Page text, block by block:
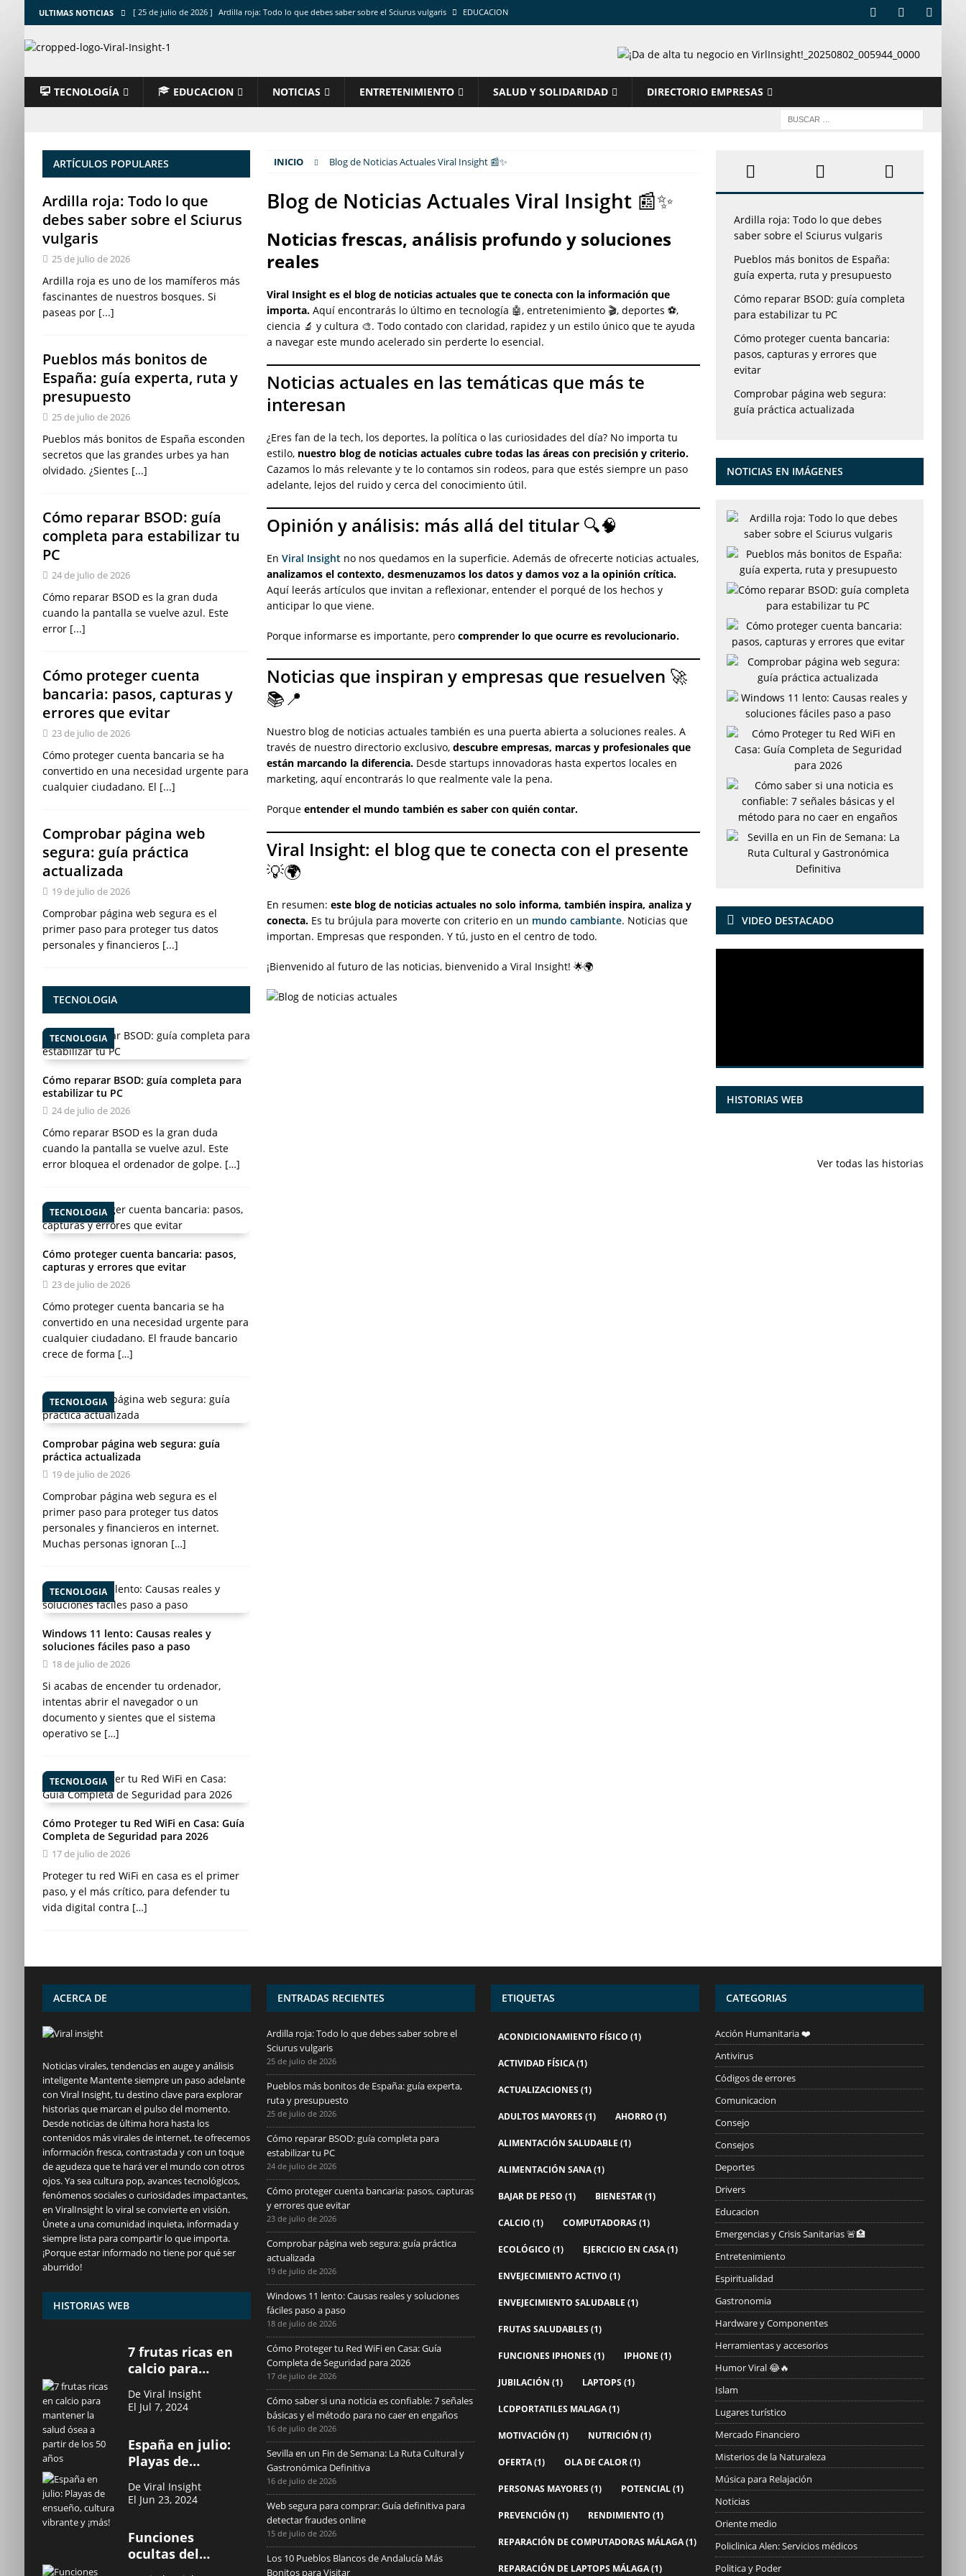
ULTIMAS NOTICIAS [ 25 de julio de 2026 ] Ardilla roja: Todo lo que debes saber sobre el Sciurus vulgaris EDUCACION
[ 23 de julio de 2026 ]
[ 19 de julio de 2026 ] Comprobar página web segura: guía práctica actualizada TECNOLOGIA
TECNOLOGÍA EDUCACION NOTICIAS ENTRETENIMIENTO SALUD Y SOLIDARIDAD DIRECTORIO EMPRESAS
INICIO Blog de Noticias Actuales Viral Insight 📰✨
Blog de Noticias Actuales Viral Insight 📰✨
Noticias frescas, análisis profundo y soluciones
reales
Viral Insight es el blog de noticias actuales que te conecta con la información que
importa. Aquí encontrarás lo último en tecnología 🤖, entretenimiento 🎬, deportes ⚽,
ciencia 🔬 y cultura 🎨. Todo contado con claridad, rapidez y un estilo único que te ayuda
a navegar este mundo acelerado sin perderte lo esencial.
Noticias actuales en las temáticas que más te
interesan
¿Eres fan de la tech, los deportes, la política o las curiosidades del día? No importa tu
estilo, nuestro blog de noticias actuales cubre todas las áreas con precisión y criterio.
Cazamos lo más relevante y te lo contamos sin rodeos, para que estés siempre un paso
adelante, lejos del ruido y cerca del conocimiento útil.
Opinión y análisis: más allá del titular 🔍🧠
EnViral Insight no nos quedamos en la superficie. Además de ofrecerte noticias actuales,
analizamos el contexto, desmenuzamos los datos y damos voz a la opinión crítica.
Aquí leerás artículos que invitan a reflexionar, entender el porqué de los hechos y
anticipar lo que viene.
Porque informarse es importante, perocomprender lo que ocurre es revolucionario.
Noticias que inspiran y empresas que resuelven 🚀
📚📍
Nuestro blog de noticias actuales también es una puerta abierta a soluciones reales. A
través de nuestro directorio exclusivo,descubre empresas, marcas y profesionales que
están marcando la diferencia. Desde startups innovadoras hasta expertos locales en
marketing, aquí encontrarás lo que realmente vale la pena.
Porqueentender el mundo también es saber con quién contar.
Viral Insight: el blog que te conecta con el presente
💡🌍
En resumen:este blog de noticias actuales no solo informa, también inspira, analiza y
conecta. Es tu brújula para moverte con criterio en un mundo cambiante. Noticias que
importan. Empresas que responden. Y tú, justo en el centro de todo.
¡Bienvenido al futuro de las noticias, bienvenido a Viral Insight! 🌟🌍
ARTÍCULOS POPULARES
Ardilla roja: Todo lo que
debes saber sobre el Sciurus
vulgaris
25 de julio de 2026
Ardilla roja es uno de los mamíferos más
fascinantes de nuestros bosques. Si
paseas por [...]
Pueblos más bonitos de
España: guía experta, ruta y
presupuesto
25 de julio de 2026
Pueblos más bonitos de España esconden
secretos que las grandes urbes ya han
olvidado. ¿Sientes [...]
Cómo reparar BSOD: guía
completa para estabilizar tu
PC
24 de julio de 2026
Cómo reparar BSOD es la gran duda
cuando la pantalla se vuelve azul. Este
error [...]
Cómo proteger cuenta
bancaria: pasos, capturas y
errores que evitar
23 de julio de 2026
Cómo proteger cuenta bancaria se ha
convertido en una necesidad urgente para
cualquier ciudadano. El [...]
Comprobar página web
segura: guía práctica
actualizada
19 de julio de 2026
Comprobar página web segura es el
primer paso para proteger tus datos
personales y financieros [...]
TECNOLOGIA
TECNOLOGIA
Cómo reparar BSOD: guía completa para
estabilizar tu PC
24 de julio de 2026
Cómo reparar BSOD es la gran duda
cuando la pantalla se vuelve azul. Este
error bloquea el ordenador de golpe. […]
TECNOLOGIA
Cómo proteger cuenta bancaria: pasos,
capturas y errores que evitar
23 de julio de 2026
Cómo proteger cuenta bancaria se ha
convertido en una necesidad urgente para
cualquier ciudadano. El fraude bancario
crece de forma […]
TECNOLOGIA
Comprobar página web segura: guía
práctica actualizada
19 de julio de 2026
Comprobar página web segura es el
primer paso para proteger tus datos
personales y financieros en internet.
Muchas personas ignoran […]
TECNOLOGIA
Windows 11 lento: Causas reales y
soluciones fáciles paso a paso
18 de julio de 2026
Si acabas de encender tu ordenador,
intentas abrir el navegador o un
documento y sientes que el sistema
operativo se […]
TECNOLOGIA
Cómo Proteger tu Red WiFi en Casa: Guía
Completa de Seguridad para 2026
17 de julio de 2026
Proteger tu red WiFi en casa es el primer
paso, y el más crítico, para defender tu
vida digital contra […]
Ardilla roja: Todo lo que debes
saber sobre el Sciurus vulgaris
Pueblos más bonitos de España:
guía experta, ruta y presupuesto
Cómo reparar BSOD: guía completa
para estabilizar tu PC
Cómo proteger cuenta bancaria:
pasos, capturas y errores que
evitar
Comprobar página web segura:
guía práctica actualizada
NOTICIAS EN IMÁGENES
VIDEO DESTACADO
HISTORIAS WEB
Ver todas las historias
julio: Playas de
ACERCA DE
Noticias virales, tendencias en auge y análisis
inteligente Mantente siempre un paso adelante
con Viral Insight, tu destino clave para explorar
historias que marcan el pulso del momento.
Desde noticias de última hora hasta los
contenidos más virales de internet, te ofrecemos
información fresca, contrastada y con un toque
de agudeza que te hará ver el mundo con otros
ojos. Ya sea cultura pop, avances tecnológicos,
fenómenos sociales o curiosidades impactantes,
en ViralInsight lo viral se convierte en visión.
Únete a una comunidad inquieta, informada y
siempre lista para compartir lo que importa.
¡Porque estar informado no tiene por qué ser
aburrido!
HISTORIAS WEB
7 frutas ricas en
calcio para
salud ósea a
partir de los 50
De Viral Insight
El Jul 7, 2024
España en julio:
Playas de
vibrante y ¡más!
De Viral Insight
El Jun 23, 2024
Funciones
ocultas del
ENTRADAS RECIENTES
Ardilla roja: Todo lo que debes saber sobre el
Sciurus vulgaris
25 de julio de 2026
Pueblos más bonitos de España: guía experta,
ruta y presupuesto
25 de julio de 2026
Cómo reparar BSOD: guía completa para
estabilizar tu PC
24 de julio de 2026
Cómo proteger cuenta bancaria: pasos, capturas
y errores que evitar
23 de julio de 2026
Comprobar página web segura: guía práctica
actualizada
19 de julio de 2026
Windows 11 lento: Causas reales y soluciones
fáciles paso a paso
18 de julio de 2026
Cómo Proteger tu Red WiFi en Casa: Guía
Completa de Seguridad para 2026
17 de julio de 2026
Cómo saber si una noticia es confiable: 7 señales
básicas y el método para no caer en engaños
16 de julio de 2026
Sevilla en un Fin de Semana: La Ruta Cultural y
Gastronómica Definitiva
16 de julio de 2026
Web segura para comprar: Guía definitiva para
detectar fraudes online
15 de julio de 2026
Los 10 Pueblos Blancos de Andalucía Más
Bonitos para Visitar
ETIQUETAS
ACONDICIONAMIENTO FÍSICO (1)
ACTIVIDAD FÍSICA(1)
ACTUALIZACIONES (1)
ADULTOS MAYORES (1) AHORRO (1)
ALIMENTACIÓN SALUDABLE (1)
ALIMENTACIÓN SANA(1)
BAJAR DE PESO (1) BIENESTAR(1)
CALCIO (1) COMPUTADORAS (1)
ECOLÓGICO (1) EJERCICIO EN CASA(1)
ENVEJECIMIENTO ACTIVO (1)
ENVEJECIMIENTO SALUDABLE (1)
FRUTAS SALUDABLES (1)
FUNCIONES IPHONES (1) IPHONE (1)
JUBILACIÓN (1) LAPTOPS (1)
LCDPORTATILES MALAGA(1)
MOTIVACIÓN (1) NUTRICIÓN (1)
OFERTA(1) OLA DE CALOR(1)
PERSONAS MAYORES (1) POTENCIAL(1)
PREVENCIÓN (1) RENDIMIENTO (1)
REPARACIÓN DE COMPUTADORAS MÁLAGA(1)
REPARACIÓN DE LAPTOPS MÁLAGA(1)
CATEGORIAS
Acción Humanitaria ❤️
Antivirus
Códigos de errores
Comunicacion
Consejo
Consejos
Deportes
Drivers
Educacion
Emergencias y Crisis Sanitarias 🚨🏥
Entretenimiento
Espiritualidad
Gastronomia
Hardware y Componentes
Herramientas y accesorios
Humor Viral 😂🔥
Islam
Lugares turístico
Mercado Financiero
Misterios de la Naturaleza
Música para Relajación
Noticias
Oriente medio
Policlinica Alen: Servicios médicos
Politica y Poder